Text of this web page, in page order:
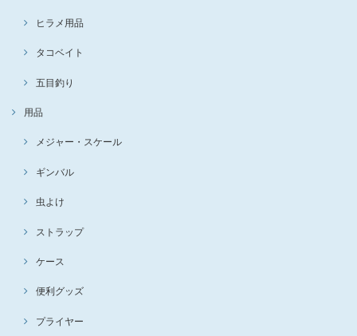
ヒラメ用品
タコベイト
五目釣り
用品
メジャー・スケール
ギンバル
虫よけ
ストラップ
ケース
便利グッズ
プライヤー